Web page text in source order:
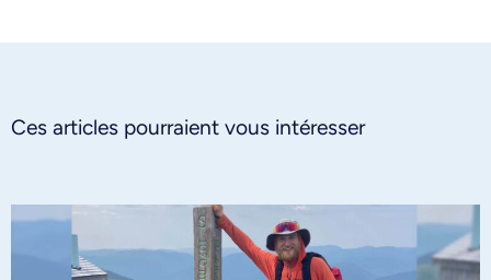
Ces articles pourraient vous intéresser